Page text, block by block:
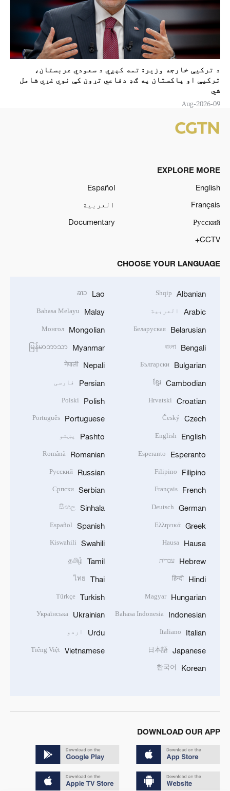
د ترکيې خارجه وزير: تمه کېږي د سعودي عربستان،
ترکيې او پاکستان په ګډ دفاعي تړون کې نوي غړي شامل
شي
09-Aug-2026
EXPLORE MORE
English
Español
Français
العربية
Русский
Documentary
CCTV+
CHOOSE YOUR LANGUAGE
Albanian
Shqip
Arabic العربية
Belarusian
Беларуская
Bengali
বাংলা
Bulgarian
Български
Cambodian
ខ្មែរ
Croatian
Hrvatski
Czech
Český
English
English
Esperanto
Esperanto
Filipino
Filipino
French
Français
German
Deutsch
Greek
Ελληνικά
Hausa
Hausa
Hebrew עברית
Hindi
हिन्दी
Hungarian
Magyar
Indonesian
Bahasa Indonesia
Italian
Italiano
Japanese
日本語
Korean
한국어
Lao
ລາວ
Malay
Bahasa Melayu
Mongolian
Монгол
Myanmar
မြန်မာဘာသာ
Nepali
नेपाली
Persian فارسی
Polish
Polski
Portuguese
Português
Pashto پښتو
Romanian
Română
Russian
Русский
Serbian
Српски
Sinhala
සිංහල
Spanish
Español
Swahili
Kiswahili
Tamil
தமிழ்
Thai
ไทย
Turkish
Türkçe
Ukrainian
Українська
Urdu اردو
Vietnamese
Tiếng Việt
DOWNLOAD OUR APP